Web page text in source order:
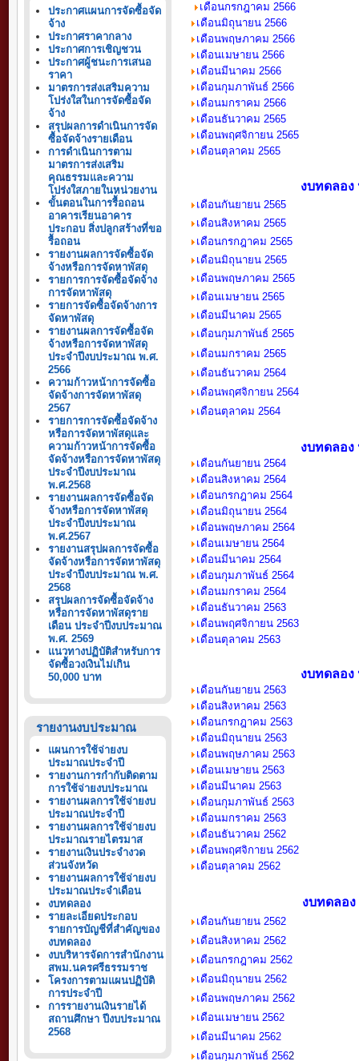
ประกาศแผนการจัดซื้อจัด
จ้าง
ประกาศราคากลาง
ประกาศการเชิญชวน
ประกาศผู้ชนะการเสนอ
ราคา
มาตรการส่งเสริมความ
โปร่งใสในการจัดซื้อจัด
จ้าง
สรุปผลการดำเนินการจัด
ซื้อจัดจ้างรายเดือน
การดำเนินการตาม
มาตรการส่งเสริม
คุณธรรมและความ
โปร่งใสภายในหน่วยงาน
ขั้นตอนในการรื้อถอน
อาคารเรียนอาคาร
ประกอบ สิ่งปลูกสร้างที่ขอ
รื้อถอน
รายงานผลการจัดซื้อจัด
จ้างหรือการจัดหาพัสดุ
รายการการจัดซื้อจัดจ้าง
การจัดหาพัสดุ
รายการจัดซื้อจัดจ้างการ
จัดหาพัสดุ
รายงานผลการจัดซื้อจัด
จ้างหรือการจัดหาพัสดุ
ประจำปีงบประมาณ พ.ศ.
2566
ความก้าวหน้าการจัดซื้อ
จัดจ้างการจัดหาพัสดุ
2567
รายการการจัดซื้อจัดจ้าง
หรือการจัดหาพัสดุและ
ความก้าวหน้าการจัดซื้อ
จัดจ้างหรือการจัดหาพัสดุ
ประจำปีงบประมาณ
พ.ศ.2568
รายงานผลการจัดซื้อจัด
จ้างหรือการจัดหาพัสดุ
ประจำปีงบประมาณ
พ.ศ.2567
รายงานสรุปผลการจัดซื้อ
จัดจ้างหรือการจัดหาพัสดุ
ประจำปีงบประมาณ พ.ศ.
2568
สรุปผลการจัดซื้อจัดจ้าง
หรือการจัดหาพัสดุราย
เดือน ประจำปีงบประมาณ
พ.ศ. 2569
แนวทางปฏิบัติสำหรับการ
จัดซื้อวงเงินไม่เกิน
50,000 บาท
รายงานงบประมาณ
แผนการใช้จ่ายงบ
ประมาณประจำปี
รายงานการกำกับติดตาม
การใช้จ่ายงบประมาณ
รายงานผลการใช้จ่ายงบ
ประมาณประจำปี
รายงานผลการใช้จ่ายงบ
ประมาณรายไตรมาส
รายงานเงินประจำงวด
ส่วนจังหวัด
รายงานผลการใช้จ่ายงบ
ประมาณประจำเดือน
งบทดลอง
รายละเอียดประกอบ
รายการบัญชีที่สำคัญของ
งบทดลอง
งบบริหารจัดการสำนักงาน
สพม.นครศรีธรรมราช
โครงการตามแผนปฏิบัติ
การประจำปี
การรายงานเงินรายได้
สถานศึกษา ปีงบประมาณ
2568
เดือนกรกฎาคม 2566
เดือนมิถุนายน 2566
เดือนพฤษภาคม 2566
เดือนเมษายน 2566
เดือนมีนาคม 2566
เดือนกุมภาพันธ์ 2566
เดือนมกราคม 2566
เดือนธันวาคม 2565
เดือนพฤศจิกายน 2565
เดือนตุลาคม 2565
งบทดลอง
เดือนกันยายน 2565
เดือนสิงหาคม 2565
เดือนกรกฎาคม 2565
เดือนมิถุนายน 2565
เดือนพฤษภาคม 2565
เดือนเมษายน 2565
เดือนมีนาคม 2565
เดือนกุมภาพันธ์ 2565
เดือนมกราคม 2565
เดือนธันวาคม 2564
เดือนพฤศจิกายน 2564
เดือนตุลาคม 2564
งบทดลอง
เดือนกันยายน 2564
เดือนสิงหาคม 2564
เดือนกรกฎาคม 2564
เดือนมิถุนายน 2564
เดือนพฤษภาคม 2564
เดือนเมษายน 2564
เดือนมีนาคม 2564
เดือนกุมภาพันธ์ 2564
เดือนมกราคม 2564
เดือนธันวาคม 2563
เดือนพฤศจิกายน 2563
เดือนตุลาคม 2563
งบทดลอง
เดือนกันยายน 2563
เดือนสิงหาคม 2563
เดือนกรกฎาคม 2563
เดือนมิถุนายน 2563
เดือนพฤษภาคม 2563
เดือนเมษายน 2563
เดือนมีนาคม 2563
เดือนกุมภาพันธ์ 2563
เดือนมกราคม 2563
เดือนธันวาคม 2562
เดือนพฤศจิกายน 2562
เดือนตุลาคม 2562
งบทดลอ
เดือนกันยายน 2562
เดือนสิงหาคม 2562
เดือนกรกฎาคม 2562
เดือนมิถุนายน 2562
เดือนพฤษภาคม 2562
เดือนเมษายน 2562
เดือนมีนาคม 2562
เดือนกุมภาพันธ์ 2562